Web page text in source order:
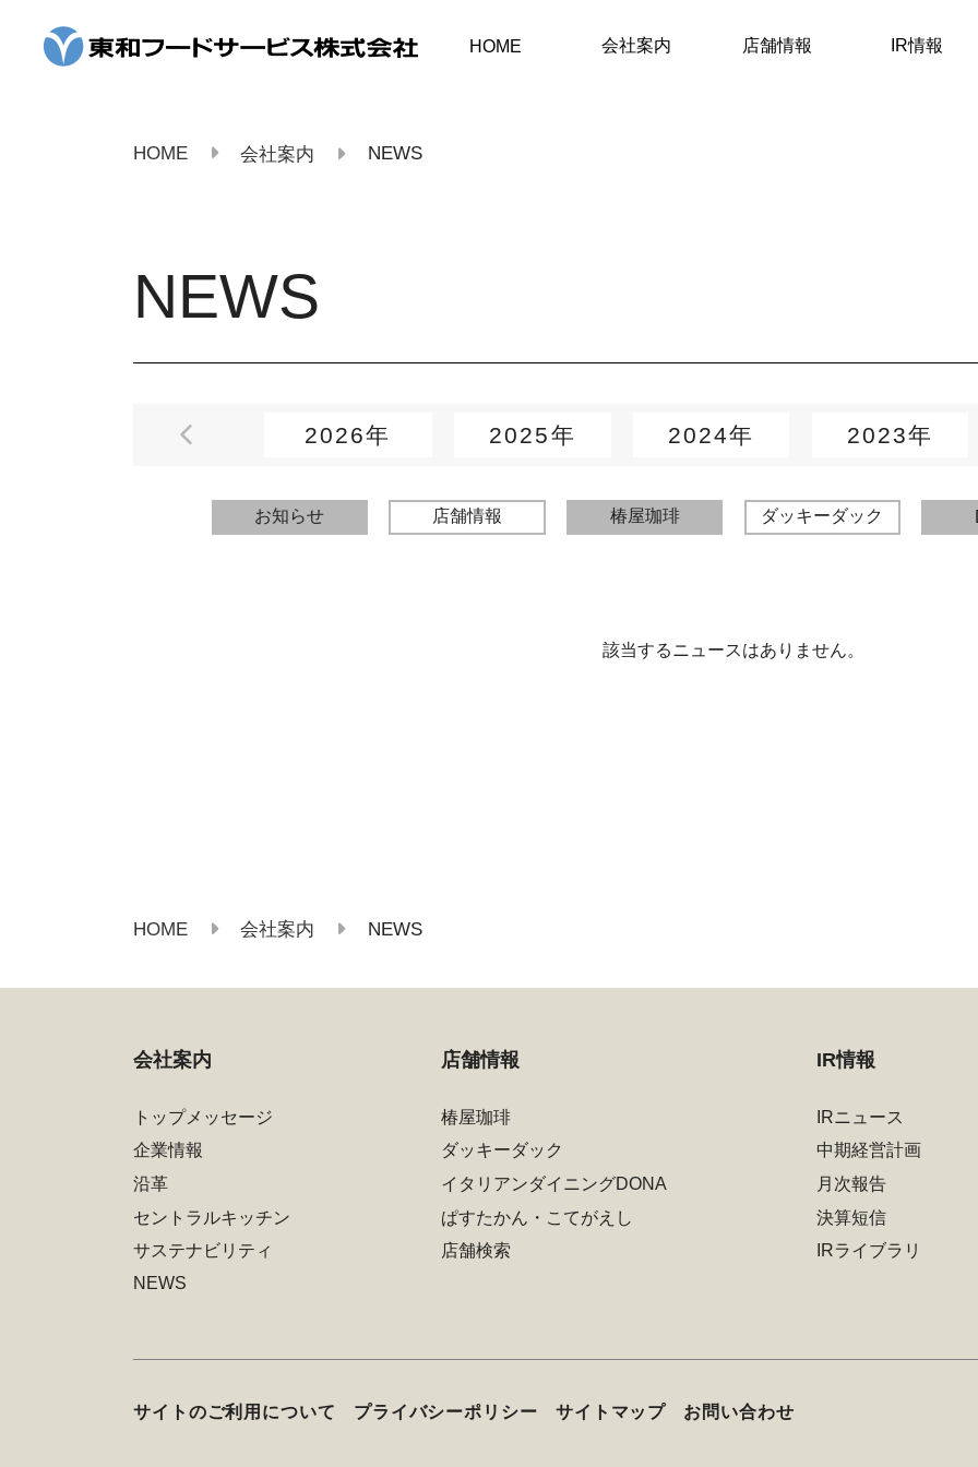
HOME 会社案内 店舗情報 IR情報
HOME 会社案内 NEWS
NEWS
2026年 2025年 2024年 2023年
お知らせ 店舗情報 椿屋珈琲 ダッキーダック
該当するニュースはありません。
HOME 会社案内 NEWS
会社案内
トップメッセージ
企業情報
沿革
セントラルキッチン
サステナビリティ
NEWS
店舗情報
椿屋珈琲
ダッキーダック
イタリアンダイニングDONA
ぱすたかん・こてがえし
店舗検索
IR情報
IRニュース
中期経営計画
月次報告
決算短信
IRライブラリ
サイトのご利用について プライバシーポリシー サイトマップ お問い合わせ